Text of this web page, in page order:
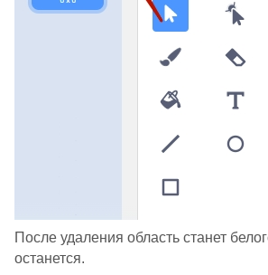
После удаления область станет
останется.